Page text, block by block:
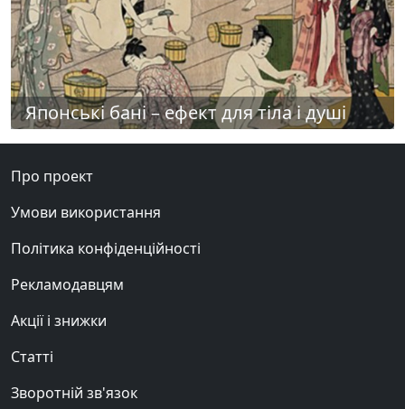
Японські бані – ефект для тіла і душі
Про проект
Умови використання
Політика конфіденційності
Рекламодавцям
Акції і знижки
Статті
Зворотній зв'язок